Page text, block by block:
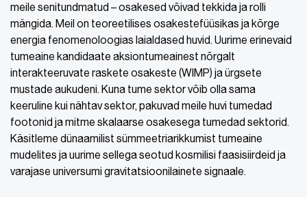
meile senitundmatud – osakesed võivad tekkida ja rolli
mängida. Meil on teoreetilises osakestefüüsikas ja kõrge
energia fenomenoloogias laialdased huvid. Uurime erinevaid
tumeaine kandidaate aksiontumeainest nõrgalt
interakteeruvate raskete osakeste (WIMP) ja ürgsete
mustade aukudeni. Kuna tume sektor võib olla sama
keeruline kui nähtav sektor, pakuvad meile huvi tumedad
footonid ja mitme skalaarse osakesega tumedad sektorid.
Käsitleme dünaamilist sümmeetriarikkumist tumeaine
mudelites ja uurime sellega seotud kosmilisi faasisiirdeid ja
varajase universumi gravitatsioonilainete signaale.